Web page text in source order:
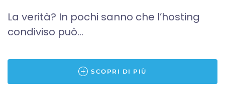
La verità? In pochi sanno che l’hosting
condiviso può...
SCOPRI DI PIÙ